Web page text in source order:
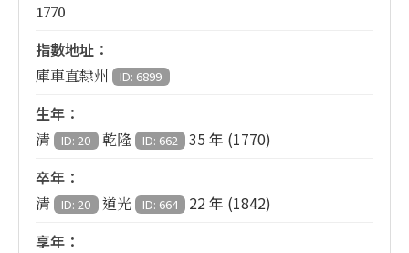
1770
指數地址：
庫車直隸州 ID: 6899
生年：
清 ID: 20 乾隆 ID: 662
35 年 (1770)
卒年：
清 ID: 20 道光 ID: 664
22 年 (1842)
享年：